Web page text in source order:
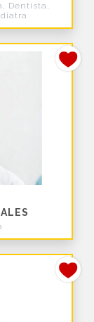
Dentista,